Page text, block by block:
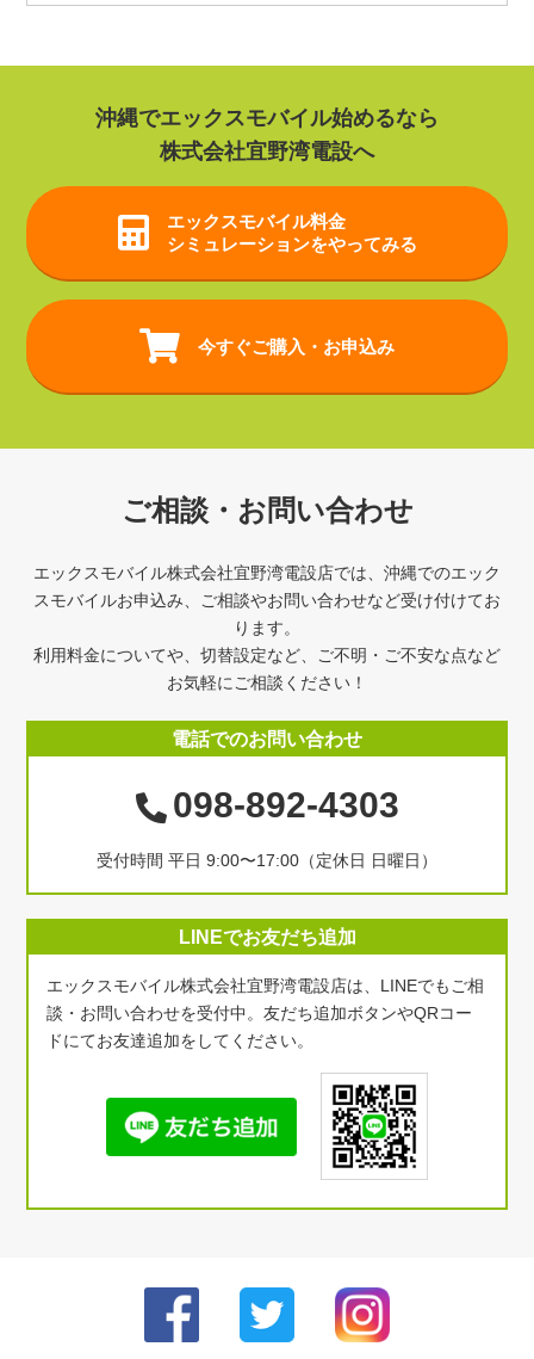
沖縄でエックスモバイル始めるなら
株式会社宜野湾電設へ
エックスモバイル料金
シミュレーションをやってみる
今すぐご購入・お申込み
ご相談・お問い合わせ
エックスモバイル株式会社宜野湾電設店では、沖縄でのエック
スモバイルお申込み、ご相談やお問い合わせなど受け付けてお
ります。
利用料金についてや、切替設定など、ご不明・ご不安な点など
お気軽にご相談ください！
電話でのお問い合わせ
098-892-4303
受付時間 平日 9:00〜17:00（定休日 日曜日）
LINEでお友だち追加
エックスモバイル株式会社宜野湾電設店は、LINEでもご相
談・お問い合わせを受付中。友だち追加ボタンやQRコー
ドにてお友達追加をしてください。